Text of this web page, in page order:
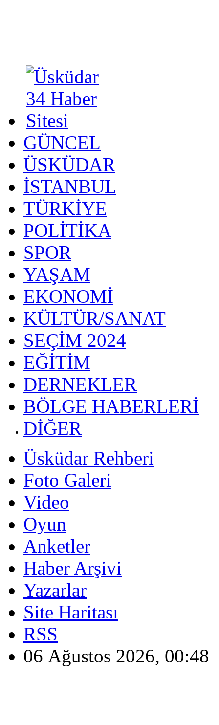
GÜNCEL
ÜSKÜDAR
İSTANBUL
TÜRKİYE
POLİTİKA
SPOR
YAŞAM
EKONOMİ
KÜLTÜR/SANAT
SEÇİM 2024
EĞİTİM
DERNEKLER
BÖLGE HABERLERİ
DİĞER
Üsküdar Rehberi
Foto Galeri
Video
Oyun
Anketler
Haber Arşivi
Yazarlar
Site Haritası
RSS
06 Ağustos 2026, 00:48